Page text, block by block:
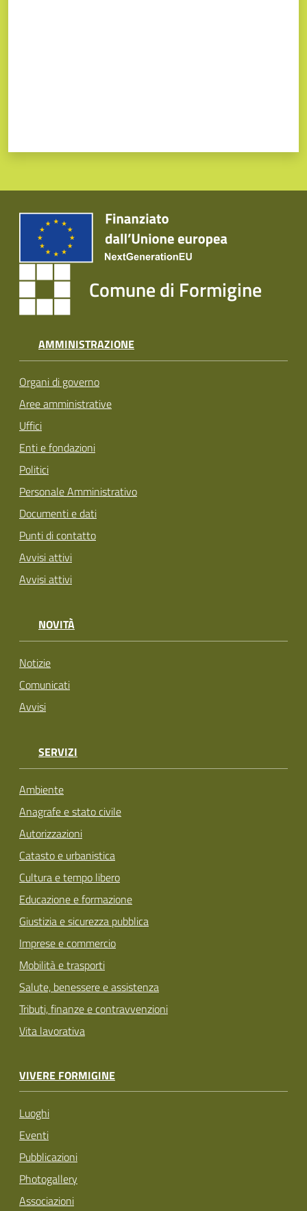
Comune di Formigine
AMMINISTRAZIONE
Organi di governo
Aree amministrative
Uffici
Enti e fondazioni
Politici
Personale Amministrativo
Documenti e dati
Punti di contatto
Avvisi attivi
Avvisi attivi
NOVITÀ
Notizie
Comunicati
Avvisi
SERVIZI
Ambiente
Anagrafe e stato civile
Autorizzazioni
Catasto e urbanistica
Cultura e tempo libero
Educazione e formazione
Giustizia e sicurezza pubblica
Imprese e commercio
Mobilità e trasporti
Salute, benessere e assistenza
Tributi, finanze e contravvenzioni
Vita lavorativa
VIVERE FORMIGINE
Luoghi
Eventi
Pubblicazioni
Photogallery
Associazioni